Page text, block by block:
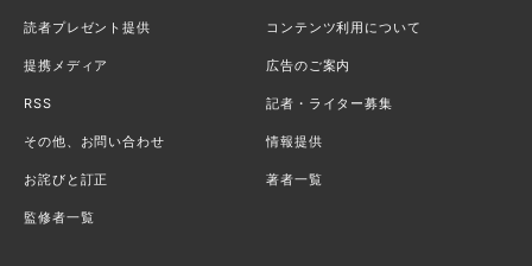
読者プレゼント提供 コンテンツ利用について
提携メディア 広告のご案内
RSS 記者・ライター募集
その他、お問い合わせ 情報提供
お詫びと訂正 著者一覧
監修者一覧